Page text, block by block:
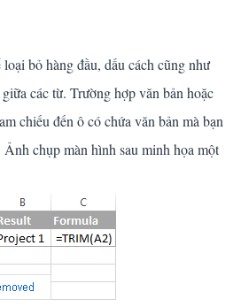
bỏ hàng đầu, dấu cách cũng như
các từ. Trường hợp văn bản hoặc
chiếu đến ô có chứa văn bản mà bạn
chụp màn hình sau minh họa một